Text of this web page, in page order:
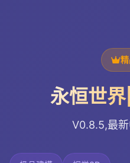
永恒世
V0.8.5,最